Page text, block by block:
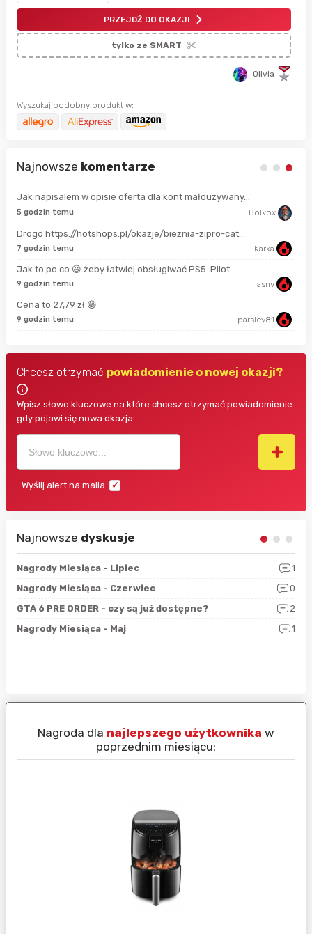
PRZEJDŹ DO OKAZJI
tylko ze SMART
Olivia
Wyszukaj podobny produkt w:
Najnowsze komentarze
Jak napisalem w opisie oferta dla kont małouzywany...
5 godzin temu Bolkox
Drogo https://hotshops.pl/okazje/bieznia-zipro-cat...
7 godzin temu Karka
Jak to po co 😃 żeby łatwiej obsługiwać PS5. Pilot ...
9 godzin temu jasny
Cena to 27,79 zł 😁
9 godzin temu parsley81
Chcesz otrzymać powiadomienie o nowej okazji?
Wpisz słowo kluczowe na które chcesz otrzymać powiadomienie
gdy pojawi się nowa okazja:
Wyślij alert na maila
Najnowsze dyskusje
Nagrody Miesiąca - Lipiec
1
Nagrody Miesiąca - Czerwiec
0
GTA 6 PRE ORDER - czy są już dostępne?
2
Nagrody Miesiąca - Maj
1
Nagroda dla najlepszego użytkownika w
poprzednim miesiącu: